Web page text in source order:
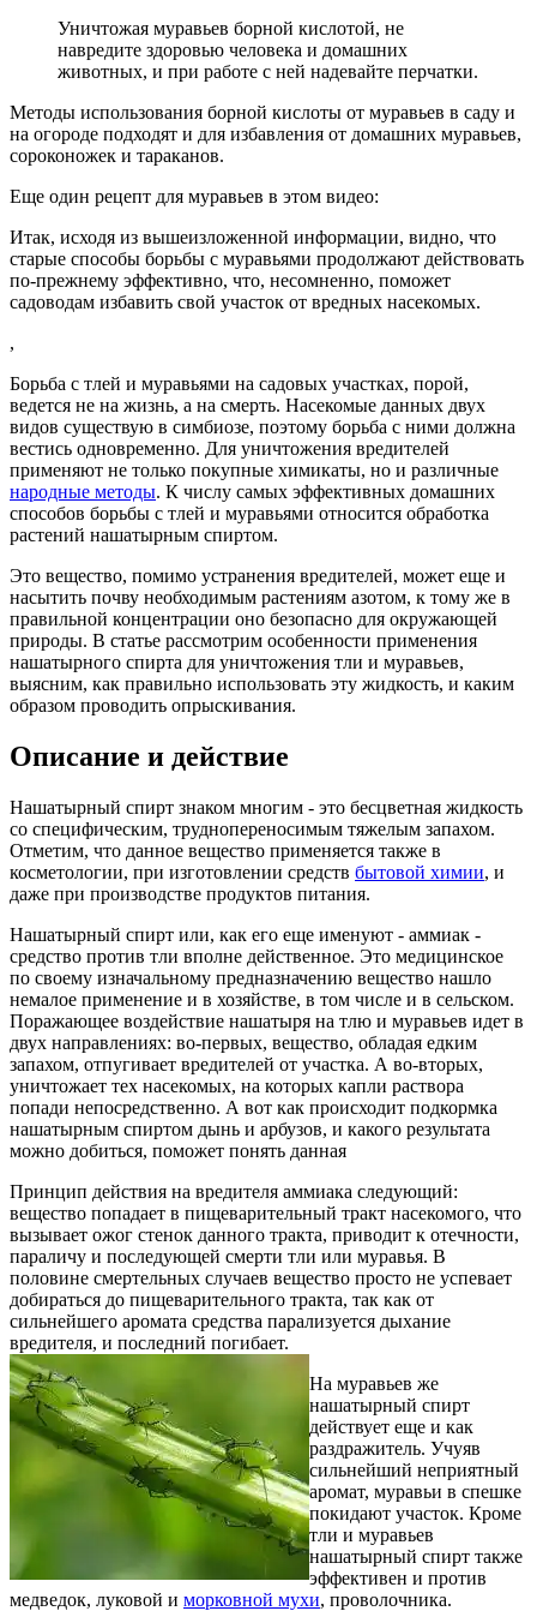
Уничтожая муравьев борной кислотой, не
навредите здоровью человека и домашних
животных, и при работе с ней надевайте перчатки.
Методы использования борной кислоты от муравьев в саду и
на огороде подходят и для избавления от домашних муравьев,
сороконожек и тараканов.
Еще один рецепт для муравьев в этом видео:
Итак, исходя из вышеизложенной информации, видно, что
старые способы борьбы с муравьями продолжают действовать
по-прежнему эффективно, что, несомненно, поможет
садоводам избавить свой участок от вредных насекомых.
,
Борьба с тлей и муравьями на садовых участках, порой,
ведется не на жизнь, а на смерть. Насекомые данных двух
видов существую в симбиозе, поэтому борьба с ними должна
вестись одновременно. Для уничтожения вредителей
применяют не только покупные химикаты, но и различные
народные методы. К числу самых эффективных домашних
способов борьбы с тлей и муравьями относится обработка
растений нашатырным спиртом.
Это вещество, помимо устранения вредителей, может еще и
насытить почву необходимым растениям азотом, к тому же в
правильной концентрации оно безопасно для окружающей
природы. В статье рассмотрим особенности применения
нашатырного спирта для уничтожения тли и муравьев,
выясним, как правильно использовать эту жидкость, и каким
образом проводить опрыскивания.
Описание и действие
Нашатырный спирт знаком многим - это бесцветная жидкость
со специфическим, труднопереносимым тяжелым запахом.
Отметим, что данное вещество применяется также в
косметологии, при изготовлении средств бытовой химии, и
даже при производстве продуктов питания.
Нашатырный спирт или, как его еще именуют - аммиак -
средство против тли вполне действенное. Это медицинское
по своему изначальному предназначению вещество нашло
немалое применение и в хозяйстве, в том числе и в сельском.
Поражающее воздействие нашатыря на тлю и муравьев идет в
двух направлениях: во-первых, вещество, обладая едким
запахом, отпугивает вредителей от участка. А во-вторых,
уничтожает тех насекомых, на которых капли раствора
попади непосредственно. А вот как происходит подкормка
нашатырным спиртом дынь и арбузов, и какого результата
можно добиться, поможет понять данная
Принцип действия на вредителя аммиака следующий:
вещество попадает в пищеварительный тракт насекомого, что
вызывает ожог стенок данного тракта, приводит к отечности,
параличу и последующей смерти тли или муравья. В
половине смертельных случаев вещество просто не успевает
добираться до пищеварительного тракта, так как от
сильнейшего аромата средства парализуется дыхание
вредителя, и последний погибает.
На муравьев же
нашатырный спирт
действует еще и как
раздражитель. Учуяв
сильнейший неприятный
аромат, муравьи в спешке
покидают участок. Кроме
тли и муравьев
нашатырный спирт также
эффективен и против
медведок, луковой и морковной мухи, проволочника.